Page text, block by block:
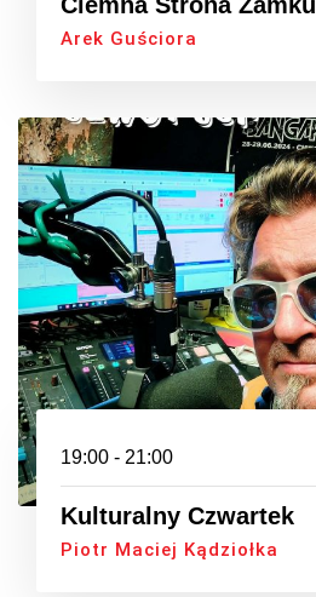
Arek Guściora
19:00 - 21:00
Kulturalny Czwartek
Piotr Maciej Kądziołka